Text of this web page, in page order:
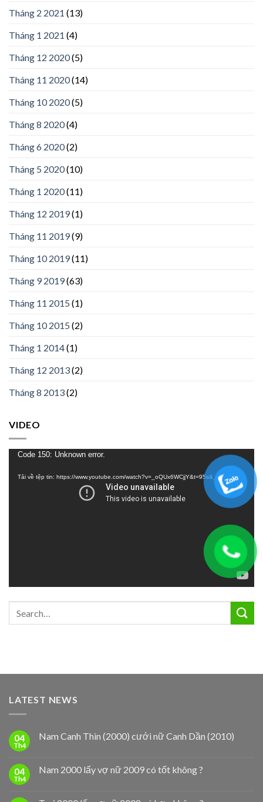
Tháng 2 2021 (13)
Tháng 1 2021 (4)
Tháng 12 2020(5)
Tháng 11 2020(14)
Tháng 10 2020(5)
Tháng 8 2020(4)
Tháng 6 2020(2)
Tháng 5 2020(10)
Tháng 1 2020(11)
Tháng 12 2019(1)
Tháng 11 2019(9)
Tháng 10 2019(11)
Tháng 9 2019(63)
Tháng 11 2015 (1)
Tháng 10 2015 (2)
Tháng 1 2014(1)
Tháng 12 2013(2)
Tháng 8 2013(2)
VIDEO
Trình
Code 150: Unknown error.
Tải về tệp tin: https://www.youtube.com/watch?v=_oQUx6WCjjY&t=95s&_=1
LATEST NEWS
04
Th4
Nam Canh Thìn (2000) cưới nữ Canh Dần (2010)
04
Th4
Nam 2000 lấy vợ nữ 2009 có tốt không ?